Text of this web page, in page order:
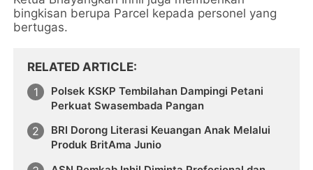
bingkisan berupa Parcel kepada personel yang
bertugas.
RELATED ARTICLE
Polsek KSKP Tembilahan Dampingi Petani
Perkuat Swasembada Pangan
BRI Dorong Literasi Keuangan Anak Melalui
Produk BritAma Junio